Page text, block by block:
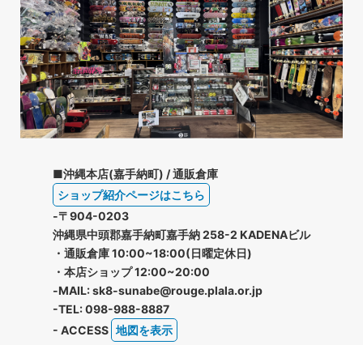
■沖縄本店(嘉手納町) / 通販倉庫
ショップ紹介ページはこちら
-〒904-0203
沖縄県中頭郡嘉手納町嘉手納 258-2 KADENAビル
・通販倉庫 10:00~18:00(日曜定休日)
・本店ショップ 12:00~20:00
-MAIL: sk8-sunabe@rouge.plala.or.jp
-TEL: 098-988-8887
- ACCESS 地図を表示